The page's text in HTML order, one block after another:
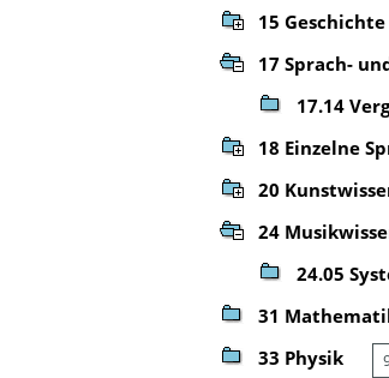
15 Geschichte
17 Sprach-
17.14
18 Einzelne
20
24
24.05
31
33 Physik